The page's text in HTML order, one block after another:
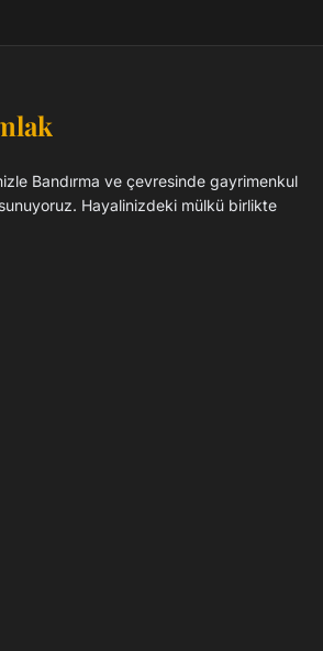
Bandırma ve çevresinde gayrimenkul
sunuyoruz. Hayalinizdeki mülkü birlikte